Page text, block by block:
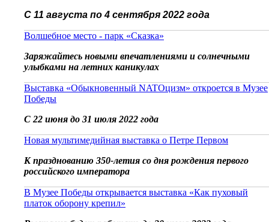
С 11 августа по 4 сентября 2022 года
Волшебное место - парк «Сказка»
Заряжайтесь новыми впечатлениями и солнечными
улыбками на летних каникулах
Выставка «Обыкновенный NATOцизм» откроется в Музее
Победы
С 22 июня до 31 июля 2022 года
Новая мультимедийная выставка о Петре Первом
К празднованию 350-летия со дня рождения первого
российского императора
В Музее Победы открывается выставка «Как пуховый
платок оборону крепил»